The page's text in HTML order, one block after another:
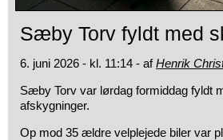
Sæby Torv fyldt med
6. juni 2026 - kl. 11:14 - afHenrik
Sæby Torv var lørdag formiddag fyldt
afskygninger.
Op mod 35 ældre velplejede biler var